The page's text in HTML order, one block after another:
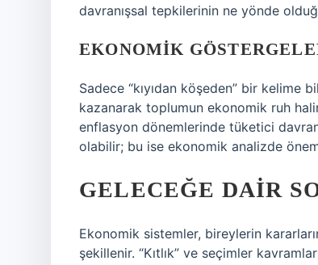
davranışsal tepkilerinin ne yönde
EKONOMIK
Sadece “kıyıdan köşeden” bir
kazanarak toplumun ekonomik ruh
enflasyon dönemlerinde tüketici
olabilir; bu ise ekonomik analizde
GELECEĞE DAIR
Ekonomik sistemler, bireylerin
şekillenir. “Kıtlık” ve seçimler